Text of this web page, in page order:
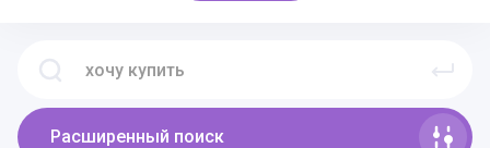
Расширенный поиск